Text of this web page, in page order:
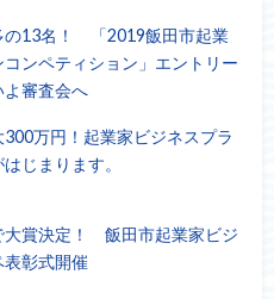
の13名！ 「2019飯田市起業
ンペティション」エントリー
審査会へ
万円！起業家ビジネスプラ
じまります。
大賞決定！ 飯田市起業家ビジ
彰式開催